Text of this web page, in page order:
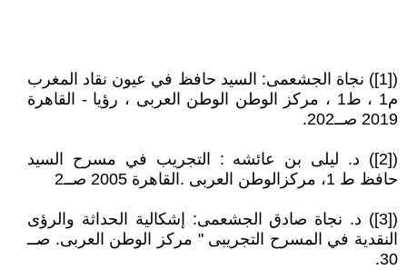
([1]) نجاة الجشعمى: السيد حافظ في عيون نقاد المغرب
م1 ، ط1 ، مركز الوطن الوطن العربى ، رؤيا - القاهرة
2019 صــ202.
([2]) د. ليلى بن عائشه : التجريب في مسرح السيد
حافظ ط 1، مركزالوطن العربى .القاهرة 2005 صــ2
([3]) د. نجاة صادق الجشعمى: إشكالية الحداثة والرؤى
النقدية في المسرح التجريبى " مركز الوطن العربى. صــ
30.